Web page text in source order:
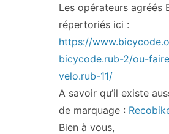
Les opérateurs agréés
répertoriés ici :
https://
bicycode.rub-2/ou-
velo.rub-11/
A savoir qu’il existe
de marquage :
Bien à vous,